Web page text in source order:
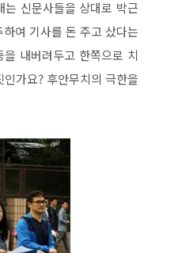
신문사들을 상대로 박근
여 기사를 돈 주고 샀다는
내버려두고 한쪽으로 치
가요? 후안무치의 극한을